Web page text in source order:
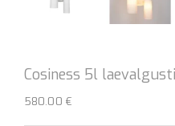
Cosiness 5l laevalgusti
580.00 €